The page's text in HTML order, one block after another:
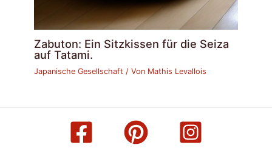
Zabuton: Ein Sitzkissen für die Seiza
auf Tatami.
Japanische Gesellschaft / Von Mathis Levallois